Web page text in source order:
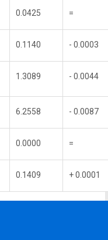
0.0425 =
0.1140 - 0.0003
1.3089 - 0.0044
6.2558 - 0.0087
0.0000 =
0.1409 + 0.0001